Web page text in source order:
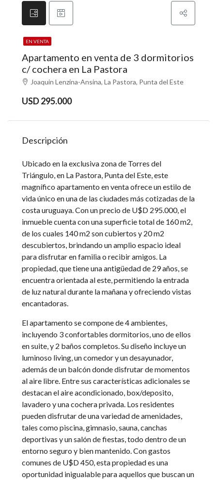
EN VENTA
Apartamento en venta de 3 dormitorios
c/ cochera en La Pastora
Joaquin Lenzina-Ansina, La Pastora, Punta del Este
USD 295.000
Descripción
Ubicado en la exclusiva zona de Torres del
Triángulo, en La Pastora, Punta del Este, este
magnífico apartamento en venta ofrece un estilo de
vida único en una de las ciudades más cotizadas de la
costa uruguaya. Con un precio de U$D 295.000, el
inmueble cuenta con una superficie total de 160 m2,
de los cuales 140 m2 son cubiertos y 20 m2
descubiertos, brindando un amplio espacio ideal
para disfrutar en familia o recibir amigos. La
propiedad, que tiene una antigüedad de 29 años, se
encuentra orientada al este, permitiendo la entrada
de luz natural durante la mañana y ofreciendo vistas
encantadoras.
El apartamento se compone de 4 ambientes,
incluyendo 3 confortables dormitorios, uno de ellos
en suite, y 2 baños completos. Su diseño incluye un
luminoso living, un comedor y un desayunador,
además de un balcón donde disfrutar de momentos
al aire libre. Entre sus características adicionales se
destacan el aire acondicionado, box/deposito,
lavadero y una cochera privada. Los residentes
pueden disfrutar de una variedad de amenidades,
tales como piscina, gimnasio, sauna, canchas
deportivas y un salón de fiestas, todo dentro de un
entorno seguro y bien mantenido. Con gastos
comunes de U$D 450, esta propiedad es una
oportunidad inigualable para aquellos que buscan un